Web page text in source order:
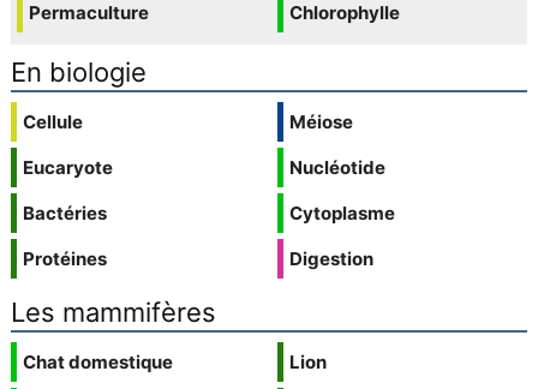
Permaculture
Chlorophylle
En biologie
Cellule
Eucaryote
Bactéries
Protéines
Méiose
Nucléotide
Cytoplasme
Digestion
Les mammifères
Chat domestique
Lion